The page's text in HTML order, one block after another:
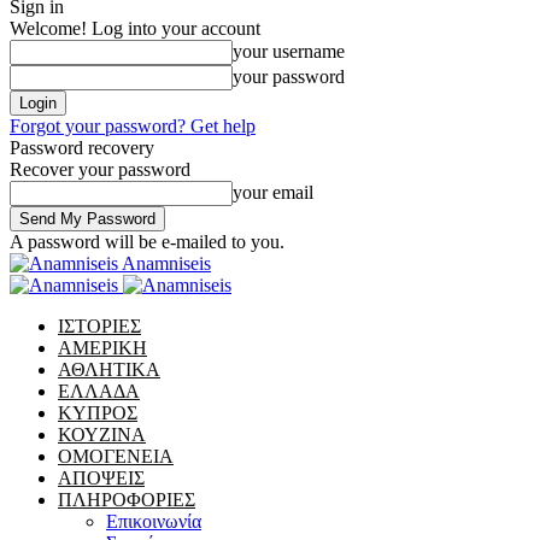
Sign in
Welcome! Log into your account
your username
your password
Forgot your password? Get help
Password recovery
Recover your password
your email
A password will be e-mailed to you.
Anamniseis
ΙΣΤΟΡΙΕΣ
ΑΜΕΡΙΚΗ
ΑΘΛΗΤΙΚΑ
ΕΛΛΑΔΑ
ΚΥΠΡΟΣ
ΚΟΥΖΙΝΑ
ΟΜΟΓΕΝΕΙΑ
ΑΠΟΨΕΙΣ
ΠΛΗΡΟΦΟΡΙΕΣ
Επικοινωνία